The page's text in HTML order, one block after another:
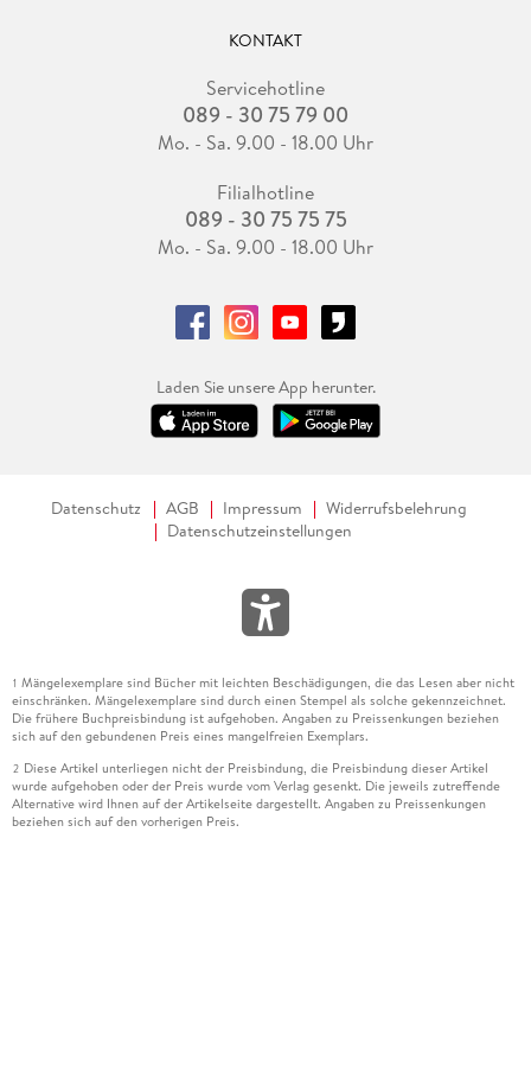
KONTAKT
Servicehotline
089 - 30 75 79 00
Mo. - Sa. 9.00 - 18.00 Uhr
Filialhotline
089 - 30 75 75 75
Mo. - Sa. 9.00 - 18.00 Uhr
Laden Sie unsere App herunter.
Datenschutz AGB Impressum
Widerrufsbelehrung
Datenschutzeinstellungen
1 Mängelexemplare sind Bücher mit leichten Beschädigungen, die das Lesen aber nicht
einschränken. Mängelexemplare sind durch einen Stempel als solche gekennzeichnet.
Die frühere Buchpreisbindung ist aufgehoben. Angaben zu Preissenkungen beziehen
sich auf den gebundenen Preis eines mangelfreien Exemplars.
2 Diese Artikel unterliegen nicht der Preisbindung, die Preisbindung dieser Artikel
wurde aufgehoben oder der Preis wurde vom Verlag gesenkt. Die jeweils zutreffende
Alternative wird Ihnen auf der Artikelseite dargestellt. Angaben zu Preissenkungen
beziehen sich auf den vorherigen Preis.